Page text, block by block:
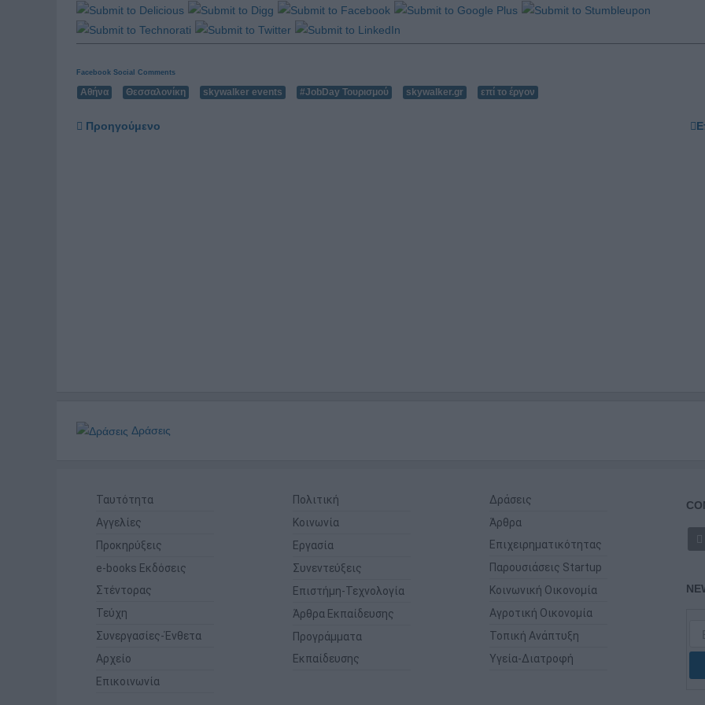
Facebook Social Comments
Αθήνα Θεσσαλονίκη skywalker events #JobDay Τουρισμού skywalker.gr επί το έργον
Προηγούμενο
Δράσεις
Ταυτότητα
Αγγελίες
Προκηρύξεις
e-books Εκδόσεις
Στέντορας
Τεύχη
Συνεργασίες-Ένθετα
Αρχείο
Επικοινωνία
Πολιτική
Κοινωνία
Εργασία
Συνεντεύξεις
Επιστήμη-Τεχνολογία
Άρθρα Εκπαίδευσης
Προγράμματα
Εκπαίδευσης
Δράσεις
Άρθρα
Επιχειρηματικότητας
Παρουσιάσεις Startup
Κοινωνική Οικονομία
Αγροτική Οικονομία
Τοπική Ανάπτυξη
Υγεία-Διατροφή